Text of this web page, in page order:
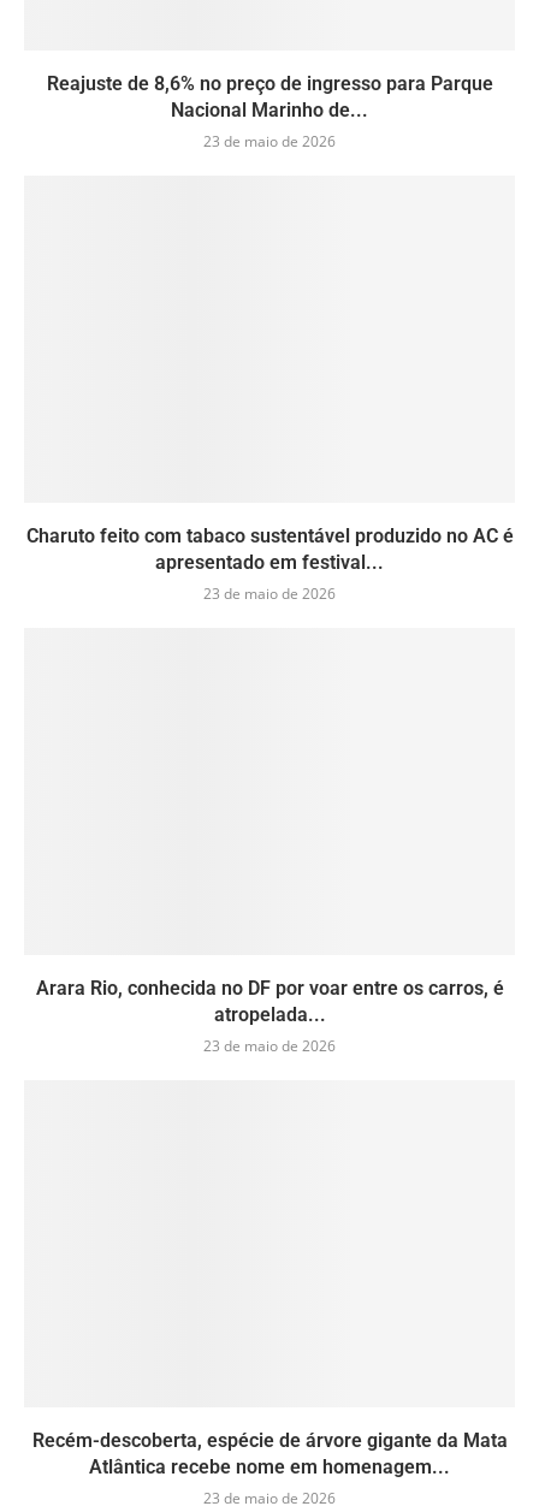
Reajuste de 8,6% no preço de ingresso para Parque
Nacional Marinho de...
23 de maio de 2026
Charuto feito com tabaco sustentável produzido no AC é
apresentado em festival...
23 de maio de 2026
Arara Rio, conhecida no DF por voar entre os carros, é
atropelada...
23 de maio de 2026
Recém-descoberta, espécie de árvore gigante da Mata
Atlântica recebe nome em homenagem...
23 de maio de 2026